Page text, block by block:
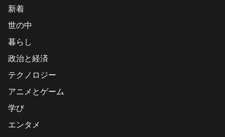
新着
世の中
暮らし
政治と経済
テクノロジー
アニメとゲーム
学び
エンタメ